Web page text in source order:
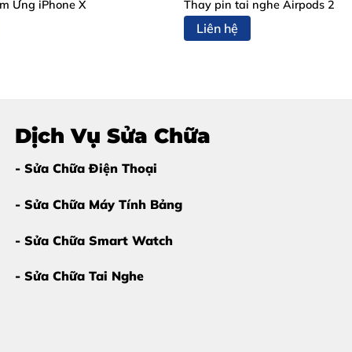
Pin Apple Watch Series 9
%
main, bung màn hình hoặc nguy hiểm khi sạc
Series 9 Tại Thùy Trang
Ứng iPhone X Thay pin tai nghe Airpods 2
Liên hệ
Dịch Vụ Sửa Chữa
- Sửa Chữa Điện Thoại
- Sửa Chữa Máy Tính Bảng
- Sửa Chữa Smart Watch
- Sửa Chữa Tai Nghe